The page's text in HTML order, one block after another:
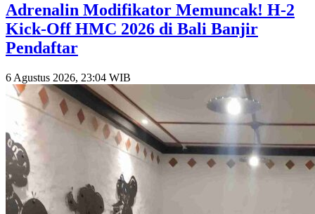
​Adrenalin Modifikator Memuncak! H-2
Kick-Off HMC 2026 di Bali Banjir
Pendaftar
6 Agustus 2026, 23:04 WIB